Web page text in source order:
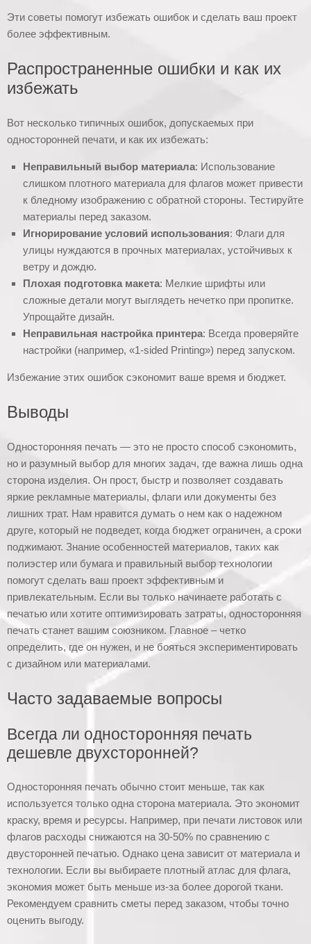
Эти советы помогут избежать ошибок и сделать ваш проект
более эффективным.
Распространенные ошибки и как их
избежать
Вот несколько типичных ошибок, допускаемых при
односторонней печати, и как их избежать:
Неправильный выбор материала: Использование
слишком плотного материала для флагов может привести
к бледному изображению с обратной стороны. Тестируйте
материалы перед заказом.
Игнорирование условий использования: Флаги для
улицы нуждаются в прочных материалах, устойчивых к
ветру и дождю.
Плохая подготовка макета: Мелкие шрифты или
сложные детали могут выглядеть нечетко при пропитке.
Упрощайте дизайн.
Неправильная настройка принтера: Всегда проверяйте
настройки (например, «1-sided Printing») перед запуском.
Избежание этих ошибок сэкономит ваше время и бюджет.
Выводы
Односторонняя печать — это не просто способ сэкономить,
но и разумный выбор для многих задач, где важна лишь одна
сторона изделия. Он прост, быстр и позволяет создавать
яркие рекламные материалы, флаги или документы без
лишних трат. Нам нравится думать о нем как о надежном
друге, который не подведет, когда бюджет ограничен, а сроки
поджимают. Знание особенностей материалов, таких как
полиэстер или бумага и правильный выбор технологии
помогут сделать ваш проект эффективным и
привлекательным. Если вы только начинаете работать с
печатью или хотите оптимизировать затраты, односторонняя
печать станет вашим союзником. Главное – четко
определить, где он нужен, и не бояться экспериментировать
с дизайном или материалами.
Часто задаваемые вопросы
Всегда ли односторонняя печать
дешевле двухсторонней?
Односторонняя печать обычно стоит меньше, так как
используется только одна сторона материала. Это экономит
краску, время и ресурсы. Например, при печати листовок или
флагов расходы снижаются на 30-50% по сравнению с
двусторонней печатью. Однако цена зависит от материала и
технологии. Если вы выбираете плотный атлас для флага,
экономия может быть меньше из-за более дорогой ткани.
Рекомендуем сравнить сметы перед заказом, чтобы точно
оценить выгоду.